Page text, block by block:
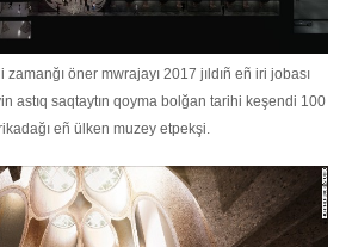
öner mwrajayı 2017 jıldıñ eñ iri jobası
astıq saqtaytın qoyma bolğan tarihi keşendi 100
eñ ülken muzey etpekşi.